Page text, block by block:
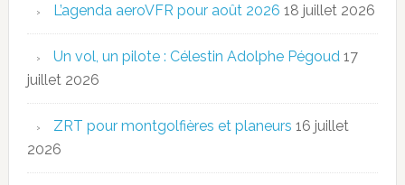
L’agenda aeroVFR pour août 2026 18 juillet 2026
Un vol, un pilote : Célestin Adolphe Pégoud 17
juillet 2026
ZRT pour montgolfières et planeurs 16 juillet
2026